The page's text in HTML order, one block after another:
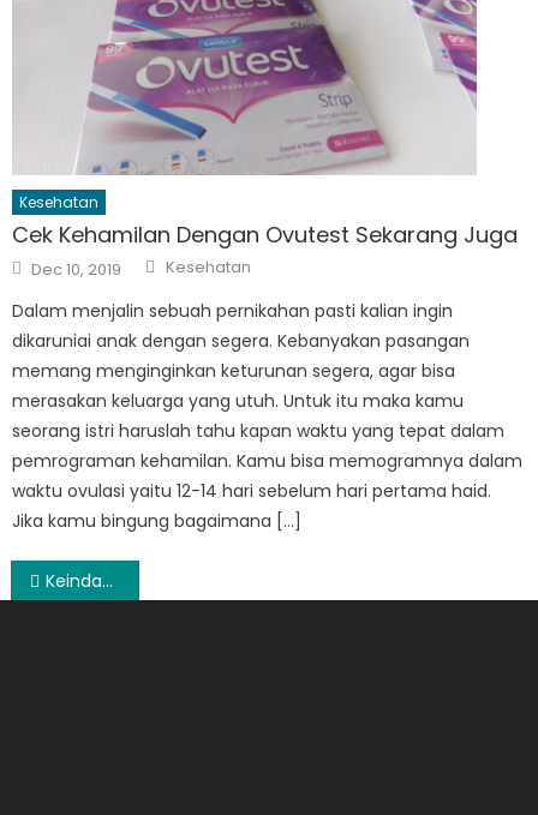
Kesehatan
Cek Kehamilan Dengan Ovutest Sekarang Juga
Posted
on
Dec 10, 2019 Author
Kesehatan
Dalam menjalin sebuah pernikahan pasti kalian ingin
dikaruniai anak dengan segera. Kebanyakan pasangan
memang menginginkan keturunan segera, agar bisa
merasakan keluarga yang utuh. Untuk itu maka kamu
seorang istri haruslah tahu kapan waktu yang tepat dalam
pemrograman kehamilan. Kamu bisa memogramnya dalam
waktu ovulasi yaitu 12-14 hari sebelum hari pertama haid.
Jika kamu bingung bagaimana […]
Post
Keindahan Mata yang Akan Terpancar Ketika Menggunakan Eye Shadow